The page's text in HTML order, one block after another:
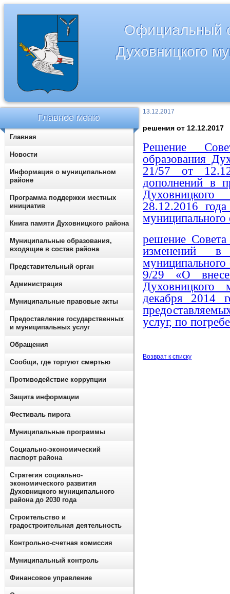
Официальный
Духовницкого
13.12.2017
решения от 12.12.2017
Решение
образования
21/57 от
дополнений в
28.12.2016
муниципального
решение
изменений в
9/29 «О
Духовницкого
декабря 2014
услуг, по
Возврат к списку
Главное меню
Главная
Новости
Информация о муниципальном
районе
Программа поддержки местных
инициатив
Книга памяти Духовницкого района
Муниципальные образования,
входящие в состав района
Представительный орган
Администрация
Муниципальные правовые акты
Предоставление государственных
и муниципальных услуг
Обращения
Сообщи, где торгуют смертью
Противодействие коррупции
Защита информации
Фестиваль пирога
Муниципальные программы
Социально-экономический
паспорт района
Стратегия социально-
экономического развития
Духовницкого муниципального
района до 2030 года
Строительство и
градостроительная деятельность
Контрольно-счетная комиссия
Муниципальный контроль
Финансовое управление